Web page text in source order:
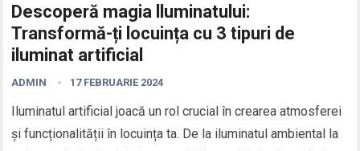
Descoperă magia lluminatului:
Transformă-ți locuința cu 3 tipuri de
iluminat artificial
ADMIN 17 FEBRUARIE 2024
Iluminatul artificial joacă un rol crucial în crearea atmosferei
și funcționalității în locuința ta. De la iluminatul ambiental la